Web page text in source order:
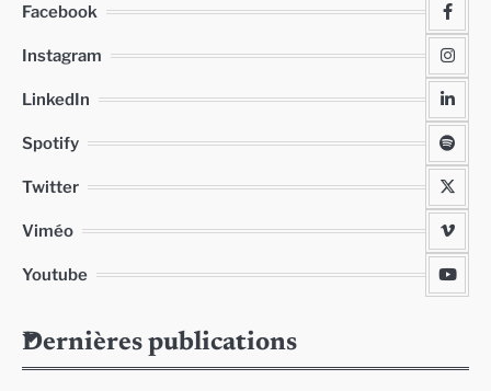
Facebook
Instagram
LinkedIn
Spotify
Twitter
Viméo
Youtube
Dernières publications